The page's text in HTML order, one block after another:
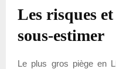
Les risques
sous-estimer
Le plus gros piège en